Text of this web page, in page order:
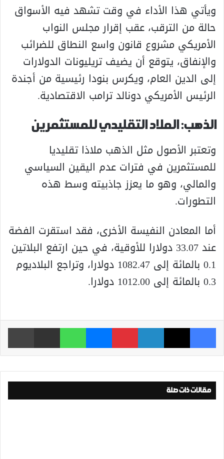
ويأتي هذا الأداء في وقت تشهد فيه الأسواق
حالة من الترقب، عقب إقرار مجلس النواب
الأمريكي مشروع قانون واسع النطاق للضرائب
والإنفاق، يتوقع أن يضيف تريليونات الدولارات
إلى الدين العام، ويكرس بنودا رئيسية من أجندة
الرئيس الأمريكي دونالد ترامب الاقتصادية.
الذهب: الملاد التقليدي للمستثمرين
وتعتبر الأصول مثل الذهب ملاذا تقليديا
للمستثمرين في فترات عدم اليقين السياسي
والمالي، وهو ما يعزز جاذبيته وسط هذه
التطورات.
أما المعادن النفيسة الأخرى، فقد استقرت الفضة
عند 33.07 دولارا للأوقية، في حين ارتفع البلاتين
0.1 بالمائة إلى 1082.47 دولارا، وتراجع البلاديوم
0.3 بالمائة إلى 1012.00 دولارا.
فيسبوك ‫X لينكدإن بينتيريست ماسنجر واتساب مشاركة عبر البريد
مقالات ذات صلة